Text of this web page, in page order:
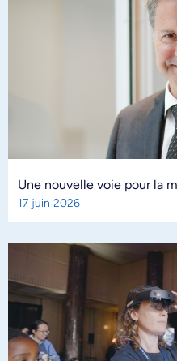
Une nouvelle voie pour la
17 juin 2026